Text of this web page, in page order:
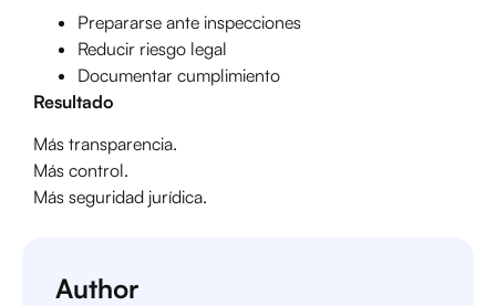
Prepararse ante inspecciones
Reducir riesgo legal
Documentar cumplimiento
Resultado
Más transparencia.
Más control.
Más seguridad jurídica.
Author